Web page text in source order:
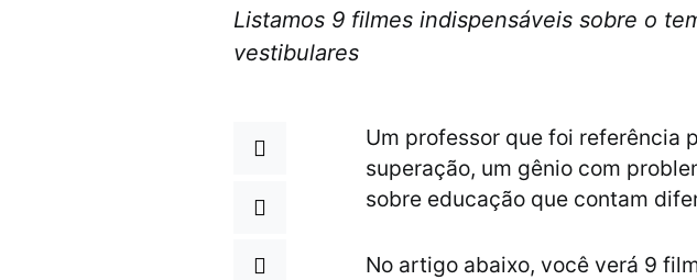
Listamos 9 filmes indispensáveis sobre o
vestibulares
Um professor que foi referência
superação, um gênio com
sobre educação que contam
No artigo abaixo, você verá 9